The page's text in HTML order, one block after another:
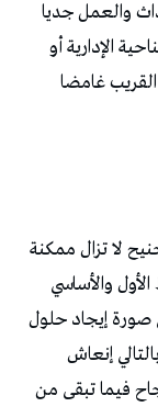
والعمل جديا
الإدارية أو
غامضا
لا تزال ممكنة
والأساسي
صورة إيجاد حلول
إنعاش
فيما تبقى من